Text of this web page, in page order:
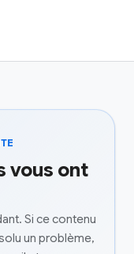
vous ont
Si ce contenu
un problème,